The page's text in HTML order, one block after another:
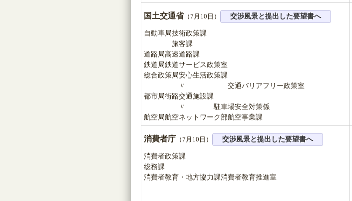
国土交通省（7月10日） 交渉風景と提出した要望書へ
自動車局技術政策課
旅客課
道路局高速道路課
鉄道局鉄道サービス政策室
総合政策局安心生活政策課
〃 交通バリアフリー政策室
都市局街路交通施設課
〃 駐車場安全対策係
航空局航空ネットワーク部航空事業課
消費者庁 （7月10日） 交渉風景と提出した要望書へ
消費者政策課
総務課
消費者教育・地方協力課消費者教育推進室